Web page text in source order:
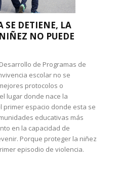
SE DETIENE, LA
NO PUEDE
de Programas de
escolar no se
protocolos o
lugar donde nace la
primer espacio donde esta se
educativas más
en la capacidad de
Porque proteger la niñez
episodio de violencia.